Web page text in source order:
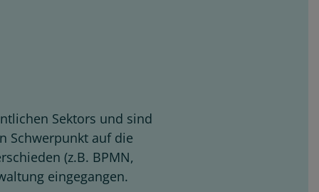
Sektors und sind
Schwerpunkt auf die
(z.B. BPMN,
eingegangen.